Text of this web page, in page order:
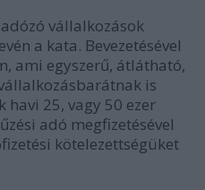
vállalkozások
a kata. Bevezetésével
ami egyszerű, átlátható,
is
havi 25, vagy 50 ezer
adó megfizetésével
kötelezettségüket